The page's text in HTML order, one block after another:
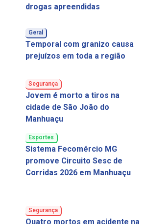
drogas apreendidas
Geral
Temporal com granizo causa
prejuízos em toda a região
Segurança
Jovem é morto a tiros na
cidade de São João do
Manhuaçu
Esportes
Sistema Fecomércio MG
promove Circuito Sesc de
Corridas 2026 em Manhuaçu
Segurança
Quatro mortos em acidente na